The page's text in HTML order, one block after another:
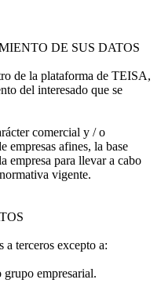
DE SUS DATOS
de la plataforma de TEISA,
del interesado que se
comercial y / o
empresas afines, la base
empresa para llevar a cabo
vigente.
terceros excepto a:
grupo empresarial.